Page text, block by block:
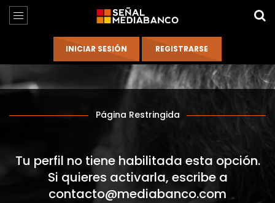
Página Restringida
Tu perfil no tiene habilitada esta opción.
Si quieres activarla, escribe a
contacto@mediabanco.com